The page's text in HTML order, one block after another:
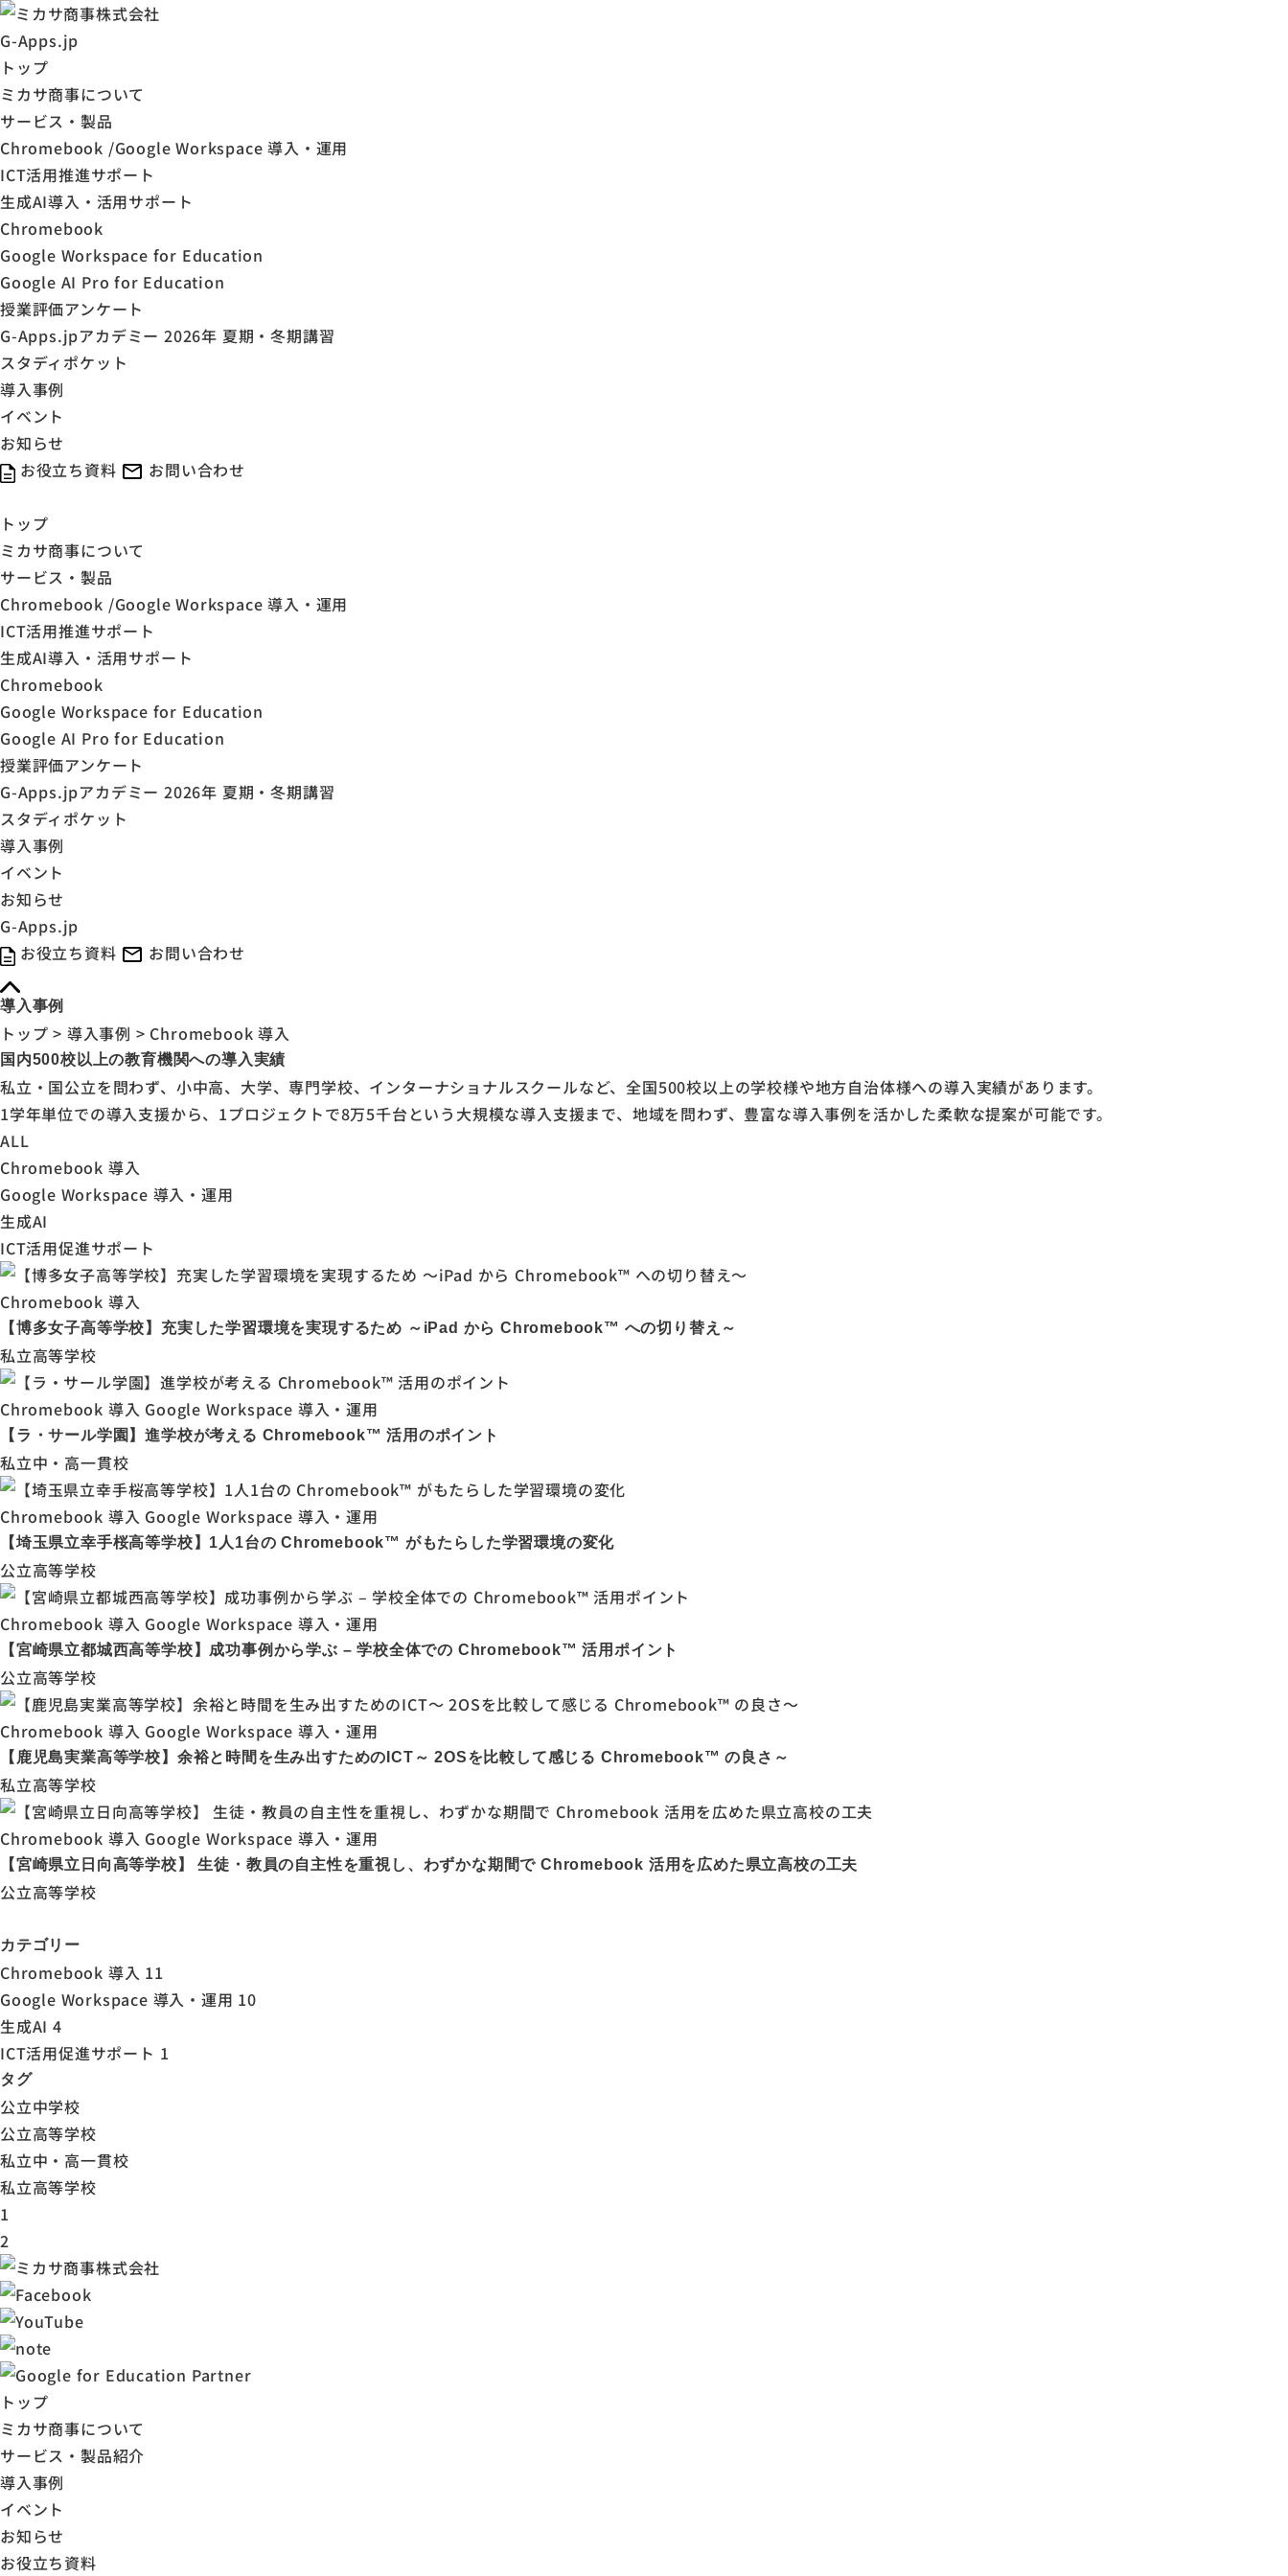
G-Apps.jp
トップ
ミカサ商事について
サービス・製品
Chromebook /Google Workspace 導入・運用
ICT活用推進サポート
生成AI導入・活用サポート
Chromebook
Google Workspace for Education
Google AI Pro for Education
授業評価アンケート
G-Apps.jpアカデミー 2026年 夏期・冬期講習
スタディポケット
導入事例
イベント
お知らせ
お役立ち資料
お問い合わせ
トップ
ミカサ商事について
サービス・製品
Chromebook /Google Workspace 導入・運用
ICT活用推進サポート
生成AI導入・活用サポート
Chromebook
Google Workspace for Education
Google AI Pro for Education
授業評価アンケート
G-Apps.jpアカデミー 2026年 夏期・冬期講習
スタディポケット
導入事例
イベント
お知らせ
G-Apps.jp
お役立ち資料
お問い合わせ
導入事例
トップ > 導入事例 > Chromebook 導入
国内500校以上の教育機関への導入実績
私立・国公立を問わず、小中高、大学、専門学校、インターナショナルスクールなど、全国500校以上の学校様や地方自治体様への導入実績があります。
1学年単位での導入支援から、1プロジェクトで8万5千台という大規模な導入支援まで、地域を問わず、豊富な導入事例を活かした柔軟な提案が可能です。
ALL
Chromebook 導入
Google Workspace 導入・運用
生成AI
ICT活用促進サポート
Chromebook 導入
【博多女子高等学校】充実した学習環境を実現するため ～iPad から Chromebook™ への切り替え～
私立高等学校
Chromebook 導入 Google Workspace 導入・運用
【ラ・サール学園】進学校が考える Chromebook™ 活用のポイント
私立中・高一貫校
Chromebook 導入 Google Workspace 導入・運用
【埼玉県立幸手桜高等学校】1人1台の Chromebook™ がもたらした学習環境の変化
公立高等学校
Chromebook 導入 Google Workspace 導入・運用
【宮崎県立都城西高等学校】成功事例から学ぶ – 学校全体での Chromebook™ 活用ポイント
公立高等学校
Chromebook 導入 Google Workspace 導入・運用
【鹿児島実業高等学校】余裕と時間を生み出すためのICT～ 2OSを比較して感じる Chromebook™ の良さ～
私立高等学校
Chromebook 導入 Google Workspace 導入・運用
【宮崎県立日向高等学校】 生徒・教員の自主性を重視し、わずかな期間で Chromebook 活用を広めた県立高校の工夫
公立高等学校
カテゴリー
Chromebook 導入 11
Google Workspace 導入・運用 10
生成AI 4
ICT活用促進サポート 1
タグ
公立中学校
公立高等学校
私立中・高一貫校
私立高等学校
1
2
トップ
ミカサ商事について
サービス・製品紹介
導入事例
イベント
お知らせ
お役立ち資料